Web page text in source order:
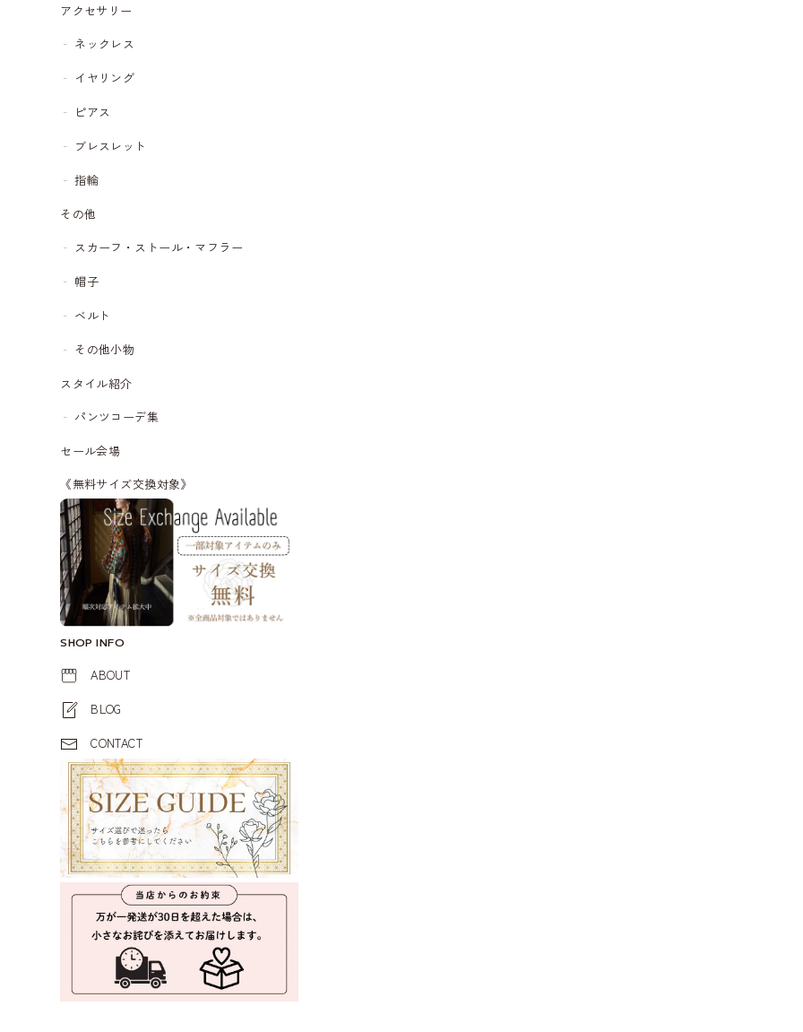
アクセサリー
ネックレス
イヤリング
ピアス
ブレスレット
指輪
その他
スカーフ・ストール・マフラー
帽子
ベルト
その他小物
スタイル紹介
パンツコーデ集
セール会場
《無料サイズ交換対象》
SHOP INFO
ABOUT
BLOG
CONTACT